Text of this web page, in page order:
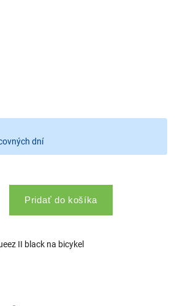
dní
Pridať do košíka
II black na bicykel